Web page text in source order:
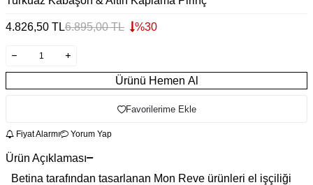
4.826,50 TL6.895,00TL %30
Ürünü Hemen Al
Favorilerime Ekle
Fiyat Alarmı Yorum Yap
Ürün Açıklaması
Betina tarafından tasarlanan Mon Reve ürünleri el işçiliği